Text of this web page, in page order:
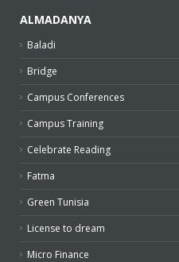
ALMADANYA
Baladi
Bridge
Campus Conferences
Campus Training
Celebrate Reading
Fatma
Green Tunisia
License to dream
Micro Finance